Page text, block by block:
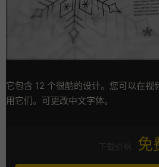
它包含 12 个很酷的设计。您可以在视
用它们。可更改中文字体。
免